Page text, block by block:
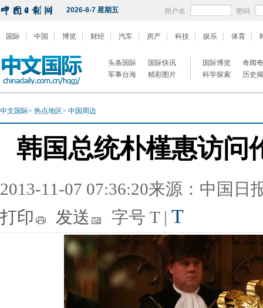
2026-8-7 星期五 用户名 密码
国际 中国 博览 财经 汽车 房产 科技 娱乐 体育
头条国际
国际快讯
军事台海
精彩图片
国际博览
奇闻
科学探索
历史
中文国际> 热点地区> 中国周边
韩国总统朴槿惠访问
2013-11-07 07:36:20来源：中国日
打印
发送 字号 T | T